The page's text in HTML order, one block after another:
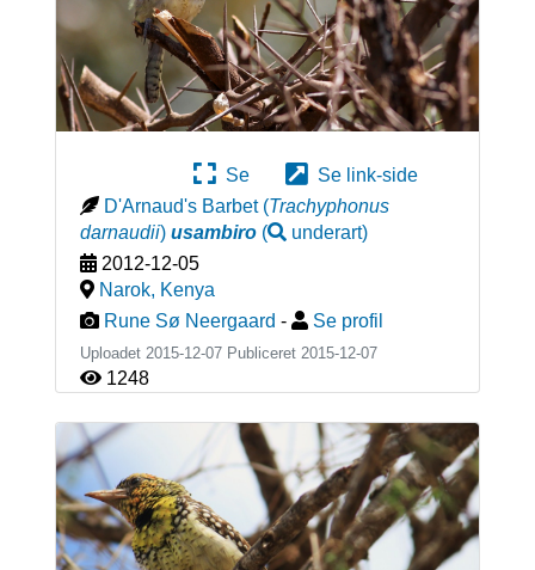
Se
Se link-side
D'Arnaud's Barbet (Trachyphonus
darnaudii) usambiro( underart)
2012-12-05
Narok, Kenya
Rune Sø Neergaard - Se profil
Uploadet 2015-12-07 Publiceret 2015-12-07
1248